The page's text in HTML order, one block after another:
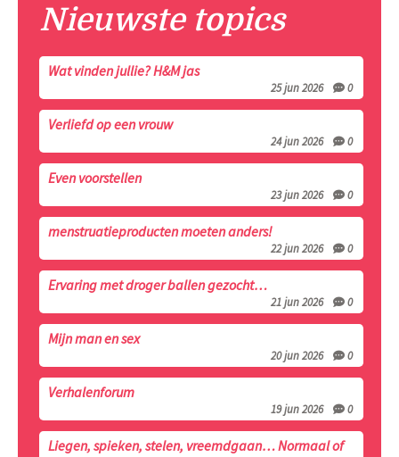
Nieuwste topics
Wat vinden jullie? H&M jas
25 jun 2026 0
Verliefd op een vrouw
24 jun 2026 0
Even voorstellen
23 jun 2026 0
menstruatieproducten moeten anders!
22 jun 2026 0
Ervaring met droger ballen gezocht…
21 jun 2026 0
Mijn man en sex
20 jun 2026 0
Verhalenforum
19 jun 2026 0
Liegen, spieken, stelen, vreemdgaan… Normaal of